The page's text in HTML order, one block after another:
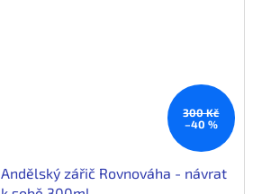
300 Kč
–40 %
Andělský zářič Rovnováha - návrat